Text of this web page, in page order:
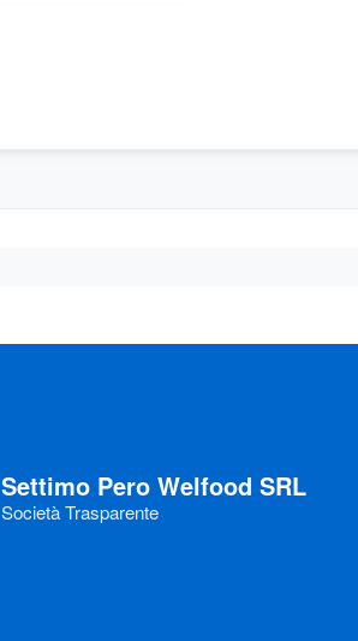
Settimo Pero Welfood SRL
Società Trasparente